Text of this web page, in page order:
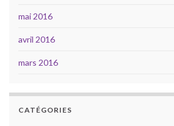
mai 2016
avril 2016
mars 2016
CATÉGORIES